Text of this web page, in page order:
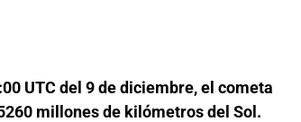
UTC del 9 de diciembre, el cometa
millones de kilómetros del Sol.